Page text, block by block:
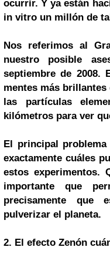
ocurrir. Y ya están
in vitro un millón de
Nos referimos al
nuestro posible
septiembre de 2008.
mentes más
las partículas
kilómetros para ver
El principal
exactamente cuáles
estos experimentos.
importante que
precisamente que
pulverizar el planeta.
2. El efecto Zenón